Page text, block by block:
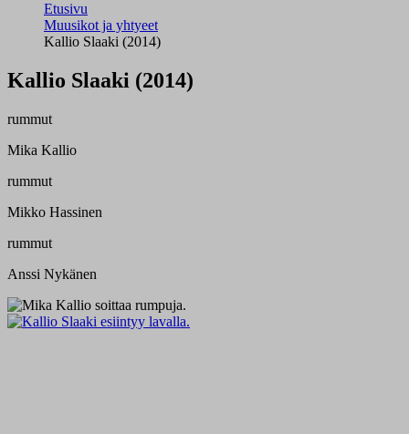
Etusivu
Muusikot ja yhtyeet
Kallio Slaaki (2014)
Kallio Slaaki (2014)
rummut
Mika Kallio
rummut
Mikko Hassinen
rummut
Anssi Nykänen